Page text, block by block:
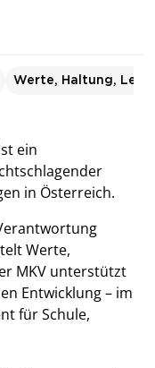
Werte, Haltung,
ein
in Österreich.
Werte,
MKV unterstützt
Entwicklung – im
für Schule,